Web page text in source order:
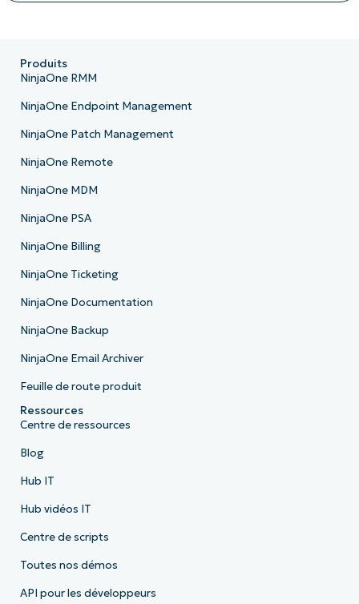
Produits
NinjaOne RMM
NinjaOne Endpoint Management
NinjaOne Patch Management
NinjaOne Remote
NinjaOne MDM
NinjaOne PSA
NinjaOne Billing
NinjaOne Ticketing
NinjaOne Documentation
NinjaOne Backup
NinjaOne Email Archiver
Feuille de route produit
Ressources
Centre de ressources
Blog
Hub IT
Hub vidéos IT
Centre de scripts
Toutes nos démos
API pour les développeurs